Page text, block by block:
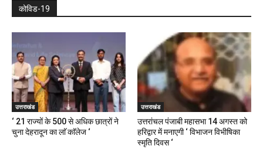
कोविड-19
उत्तराखंड
‘ 21 राज्यों के 500 से अधिक छात्रों ने
चुना देहरादून का लाॅ काॅलेज ‘
उत्तराखंड
उत्तरांचल पंजाबी महासभा 14 अगस्त को
हरिद्वार में मनाएगी ‘ विभाजन विभीषिका
स्मृति दिवस ‘